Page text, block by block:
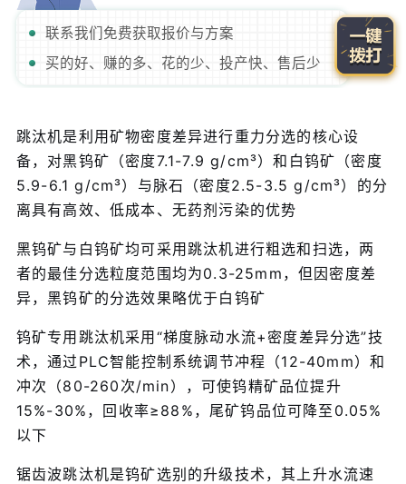
联系我们免费获取报价与方案
买的好、赚的多、花的少、投产快、售后少
跳汰机是利用矿物密度差异进行重力分选的核心设
备，对黑钨矿（密度7.1-7.9 g/cm³）和白钨矿（密度
5.9-6.1 g/cm³）与脉石（密度2.5-3.5 g/cm³）的分
离具有高效、低成本、无药剂污染的优势
黑钨矿与白钨矿均可采用跳汰机进行粗选和扫选，两
者的最佳分选粒度范围均为0.3-25mm，但因密度差
异，黑钨矿的分选效果略优于白钨矿
钨矿专用跳汰机采用“梯度脉动水流+密度差异分选”技
术，通过PLC智能控制系统调节冲程（12-40mm）和
冲次（80-260次/min），可使钨精矿品位提升
15%-30%，回收率≥88%，尾矿钨品位可降至0.05%
以下
锯齿波跳汰机是钨矿选别的升级技术，其上升水流速